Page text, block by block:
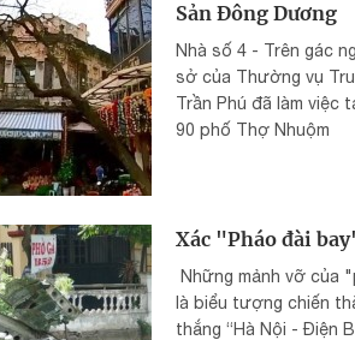
Sản Đông Dương
Nhà số 4 - Trên gác
sở của Thường vụ
Trần Phú đã làm việc
90 phố Thợ Nhuộm
Xác "Pháo đài
Những mảnh vỡ của
là biểu tượng chiến
thắng “Hà Nội - Điện